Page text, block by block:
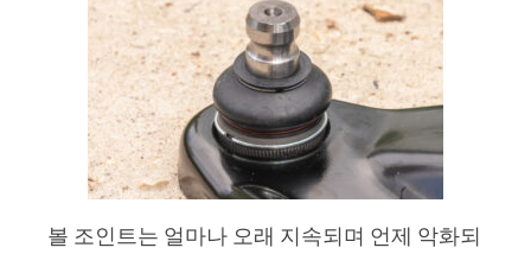
볼 조인트는 얼마나 오래 지속되며 언제 악화되